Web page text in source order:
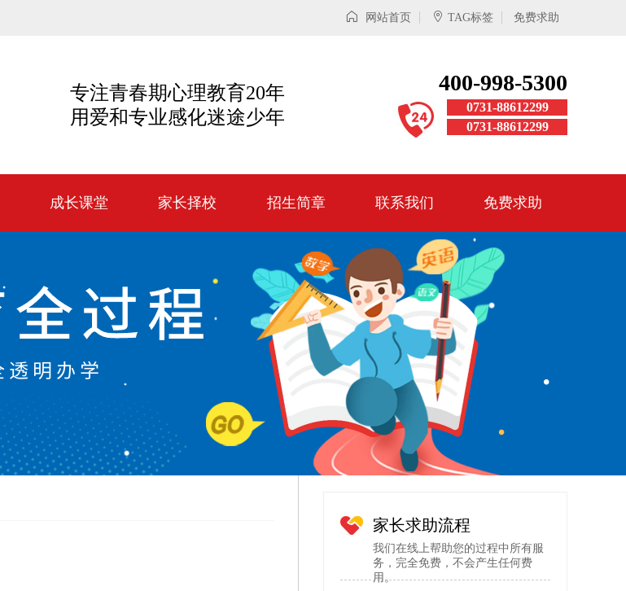
网站首页 TAG标签 免费求助
专注青春期心理教育20年
用爱和专业感化迷途少年
400-998-5300
0731-88612299
0731-88612299
成长课堂 家长择校 招生简章 联系我们 免费求助
家长求助流程
我们在线上帮助您的过程中所有服
务，完全免费，不会产生任何费
用。